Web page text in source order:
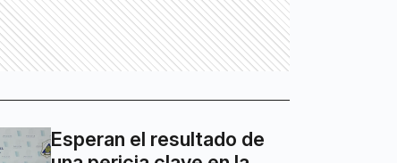
Esperan el resultado de